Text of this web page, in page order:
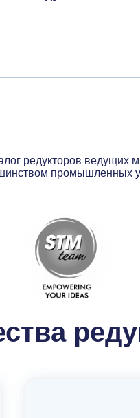
редукторов ведущих